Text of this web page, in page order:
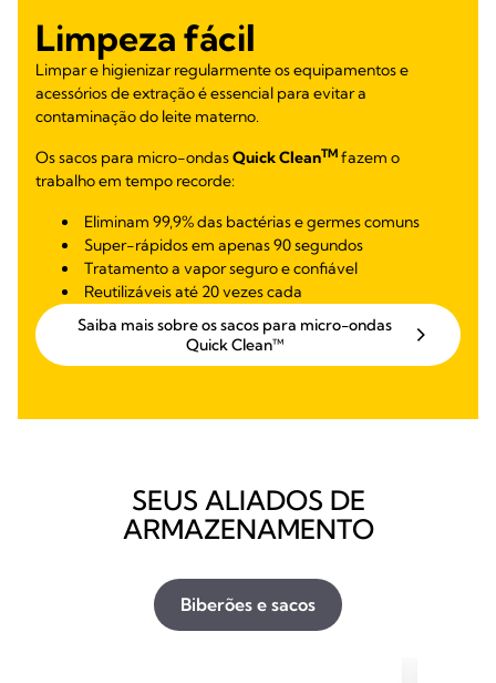
Limpeza fácil
Limpar e higienizar regularmente os equipamentos e
acessórios de extração é essencial para evitar a
contaminação do leite materno.
Os sacos para micro-ondasQuick CleanTM fazem o
trabalho em tempo recorde:
Eliminam 99,9% das bactérias e germes comuns
Super-rápidos em apenas 90 segundos
Tratamento a vapor seguro e confiável
Reutilizáveis até 20 vezes cada
Saiba mais sobre os sacos para micro-ondas
Quick Clean™
SEUS ALIADOS DE
ARMAZENAMENTO
Biberões e sacos